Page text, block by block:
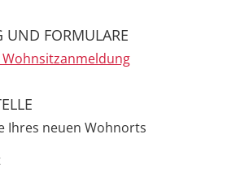
UND FORMULARE
Ihres neuen Wohnorts